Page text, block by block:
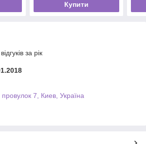
Купити
за рік
7, Киев, Україна